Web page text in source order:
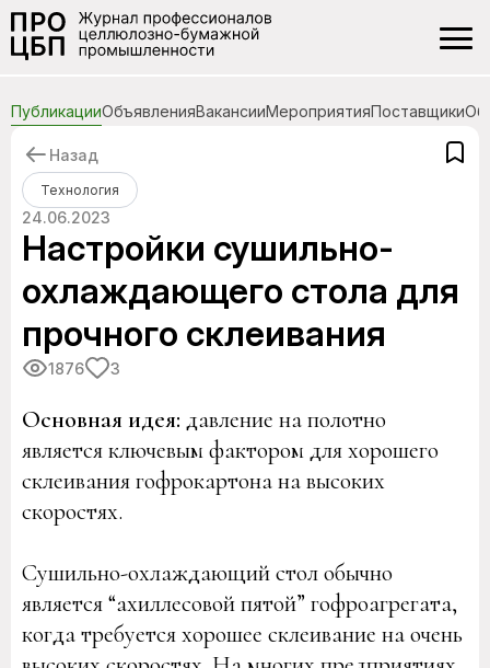
ПубликацииОбъявленияВакансииМероприятияПоставщики
Технология
Назад
24.06.2023
Настройки сушильно-
охлаждающего стола для
прочного склеивания
1876 3
Основная идея: давление на полотно
является ключевым фактором для хорошего
склеивания гофрокартона на высоких
скоростях.
Сушильно-охлаждающий стол обычно
является “ахиллесовой пятой” гофроагрегата,
когда требуется хорошее склеивание на очень